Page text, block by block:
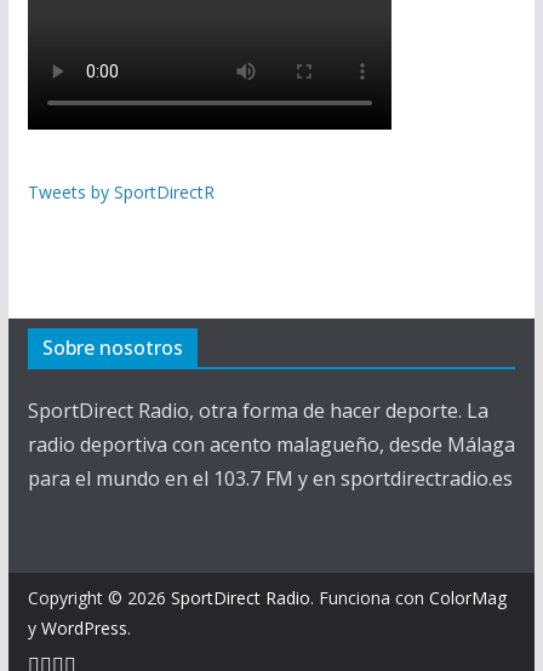
Tweets by SportDirectR
Sobre nosotros
SportDirect Radio, otra forma de hacer deporte. La
radio deportiva con acento malagueño, desde Málaga
para el mundo en el 103.7 FM y en sportdirectradio.es
Copyright © 2026 SportDirect Radio. Funciona con ColorMag
y WordPress.